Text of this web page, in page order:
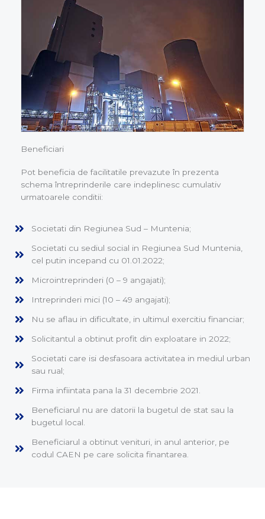
Beneficiari
Pot beneficia de facilitatile prevazute în prezenta
schema întreprinderile care indeplinesc cumulativ
urmatoarele conditii:
Societati din Regiunea Sud – Muntenia;
Societati cu sediul social in Regiunea Sud Muntenia,
cel putin incepand cu 01.01.2022;
Microintreprinderi (0 – 9 angajati);
Intreprinderi mici (10 – 49 angajati);
Nu se aflau in dificultate, in ultimul exercitiu financiar;
Solicitantul a obtinut profit din exploatare in 2022;
Societati care isi desfasoara activitatea in mediul urban
sau rual;
Firma infiintata pana la 31 decembrie 2021.
Beneficiarul nu are datorii la bugetul de stat sau la
bugetul local.
Beneficiarul a obtinut venituri, in anul anterior, pe
codul CAEN pe care solicita finantarea.